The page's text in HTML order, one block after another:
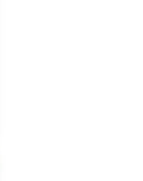
aos favoritos